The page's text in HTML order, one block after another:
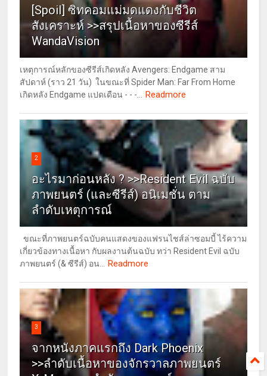
[Spoil] ซิทคอมแม่มดแดงกับชีวิต
สังเคราะห์ >>สรุปเนื้อหาของซีรีส์
WandaVision
เหตุการณ์หลักของซีรีส์เกิดหลัง Avengers: Endgame สาม
สัปดาห์ (ราว 21 วัน) ในขณะที่ Spider Man: Far From Home
เกิดหลัง Endgame แปดเดือน - - -... Readmore
2
อะไรมาก่อนหลัง ? >>Resident Evil ฉบับ
ภาพยนตร์ (และซีรีส์) อนิเมชั่น ตาม
ลำดับเหตุการณ์
ขณะที่ภาพยนตร์ฉบับคนแสดงของแฟรนไชส์ล่าซอมบี้ ไร้ความ
เกี่ยวข้องทางเนื้อหา กับผลงานต้นฉบับ ทว่า Resident Evil ฉบับ
ภาพยนตร์ (& ซีรีส์) อน... Readmore
3
จากหนังภาคแรกถึง Dark Phoenix
>>ลำดับเนื้อหาของจักรวาลภาพยนตร์